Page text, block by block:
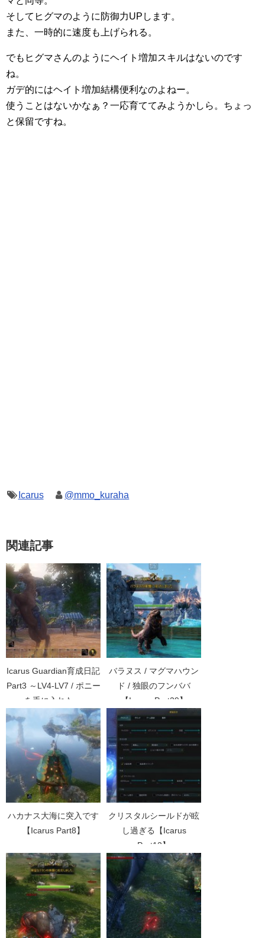
そしてヒグマのように防御力UPします。
また、一時的に速度も上げられる。
でもヒグマさんのようにヘイト増加スキルはないのです
ね。
ガデ的にはヘイト増加結構便利なのよねー。
使うことはないかなぁ？一応育ててみようかしら。ちょっ
と保留ですね。
Icarus @mmo_kuraha
関連記事
Icarus Guardian育成日記
Part3 ～LV4-LV7 / ポニー
を手に入れた～
バラヌス / マグマハウン
ド / 独眼のフンババ
【Icarus Part29】
ハカナス大海に突入です
【Icarus Part8】
クリスタルシールドが眩
し過ぎる【Icarus
Part12】